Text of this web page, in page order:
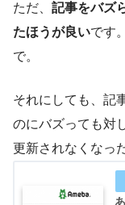
ただ、 記事をバズ
たほうが良いです
で。
それにしても、記
のにバズっても対
更新されなくなっ